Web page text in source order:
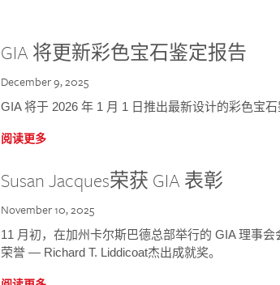
GIA 将更新彩色宝石鉴定报告
December 9, 2025
GIA 将于 2026 年 1 月 1 日推出最新设计的彩色宝石
阅读更多
Susan Jacques荣获 GIA 表彰
November 10, 2025
11 月初，在加州卡尔斯巴德总部举行的 GIA 理事
荣誉 — Richard T. Liddicoat杰出成就奖。